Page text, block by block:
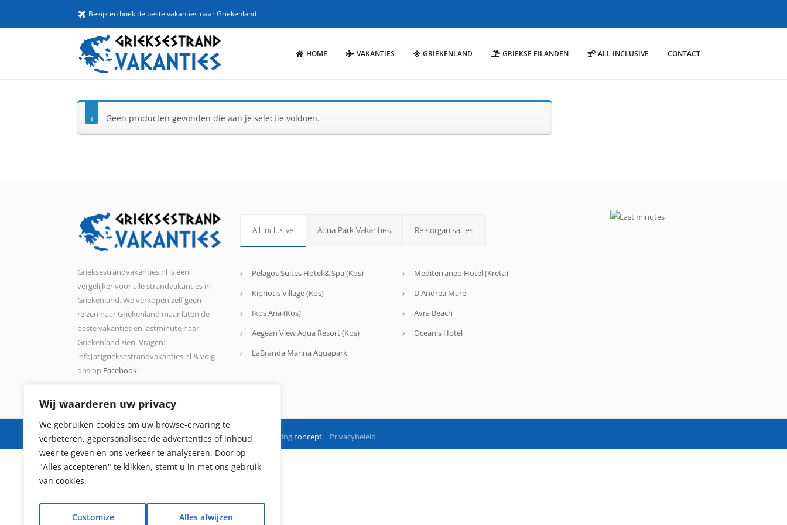
Wij waarderen uw privacy
We gebruiken cookies om uw browse-ervaring te
verbeteren, gepersonaliseerde advertenties of inhoud
weer te geven en ons verkeer te analyseren. Door op
"Alles accepteren" te klikken, stemt u in met ons gebruik
van cookies.
Customize Alles afwijzen
Bekijk en boek de beste vakanties naar Griekenland
HOME VAKANTIES GRIEKENLAND GRIEKSE EILANDEN ALL INCLUSIVE CONTACT
Geen producten gevonden die aan je selectie voldoen.
Grieksestrandvakanties.nl is een
vergelijker voor alle strandvakanties in
Griekenland. We verkopen zelf geen
reizen naar Griekenland maar laten de
beste vakanties en lastminute naar
Griekenland zien. Vragen:
info[at]grieksestrandvakanties.nl & volg
ons op Facebook
All inclusive Aqua Park Vakanties Reisorganisaties
Pelagos Suites Hotel & Spa (Kos)
Kipriotis Village (Kos)
Ikos Aria (Kos)
Aegean View Aqua Resort (Kos)
LaBranda Marina Aquapark
Mediterraneo Hotel (Kreta)
D'Andrea Mare
Avra Beach
Oceanis Hotel
© 2024 - Grieksestrandvakanties.nl is een://creativemarketingconcept | Privacybeleid